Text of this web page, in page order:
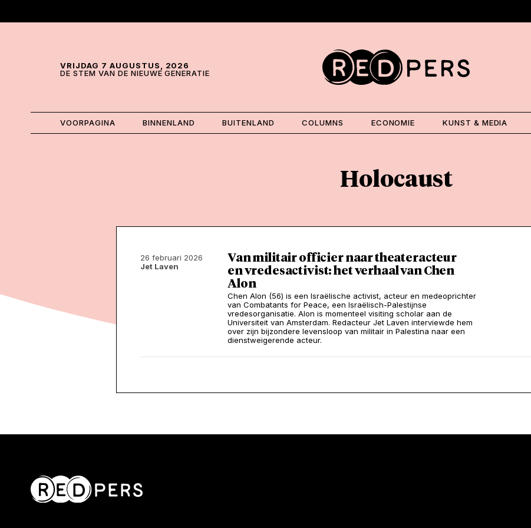
VRIJDAG 7 AUGUSTUS, 2026
DE STEM VAN DE NIEUWE GENERATIE
VOORPAGINA BINNENLAND BUITENLAND COLUMNS ECONOMIE KUNST & MEDIA
Holocaust
26 februari 2026
Jet Laven
Van militair officier naar theateracteur
en vredesactivist: het verhaal van Chen
Alon
Chen Alon (56) is een Israëlische activist, acteur en medeoprichter
van Combatants for Peace, een Israëlisch-Palestijnse
vredesorganisatie. Alon is momenteel visiting scholar aan de
Universiteit van Amsterdam. Redacteur Jet Laven interviewde hem
over zijn bijzondere levensloop van militair in Palestina naar een
dienstweigerende acteur.